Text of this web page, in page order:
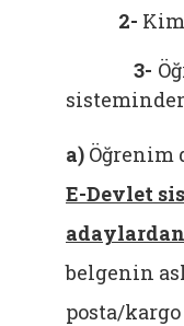
2-
3-
a) Öğrenim
E-Devlet
adaylardan
belgenin
posta/